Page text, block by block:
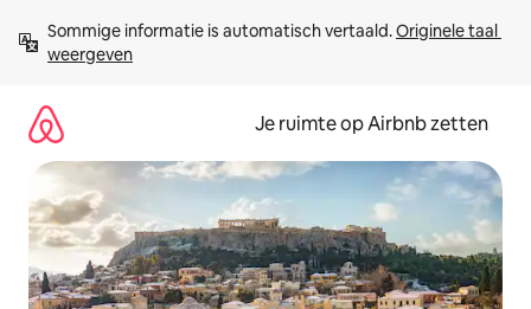
direct
naar
Sommige informatie is automatisch vertaald. Originele taal
weergeven
Je ruimte op Airbnb zetten